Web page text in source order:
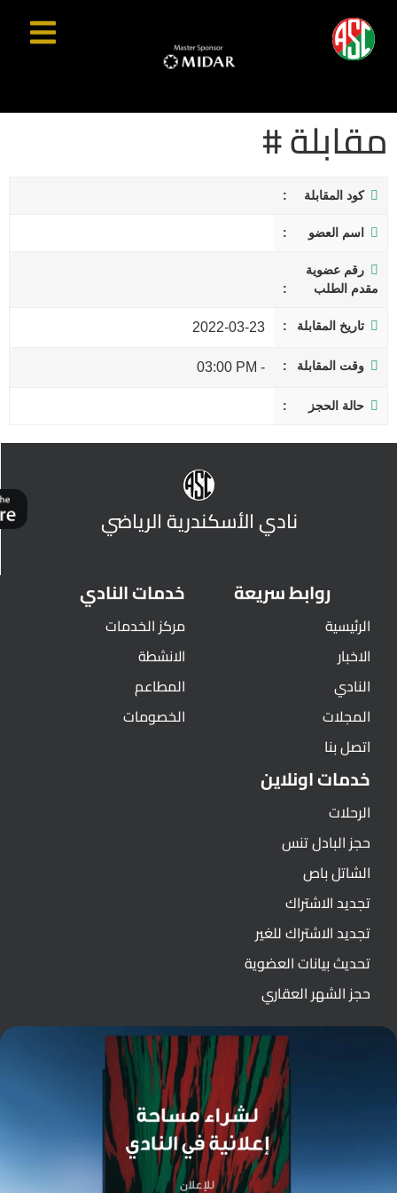
مقابلة #
كود المقابلة
اسم العضو
رقم عضوية
مقدم الطلب
تاريخ المقابلة 2022-03-23
وقت المقابلة -
03:00 PM
حالة الحجز
نادي الأسكندرية الرياضي
روابط سريعة
الرئيسية
الاخبار
النادي
المجلات
اتصل بنا
خدمات النادي
مركز الخدمات
الانشطة
المطاعم
الخصومات
خدمات اونلاين
الرحلات
حجز البادل تنس
الشاتل باص
تجديد الاشتراك
تجديد الاشتراك للغير
تحديث بيانات العضوية
حجز الشهر العقاري